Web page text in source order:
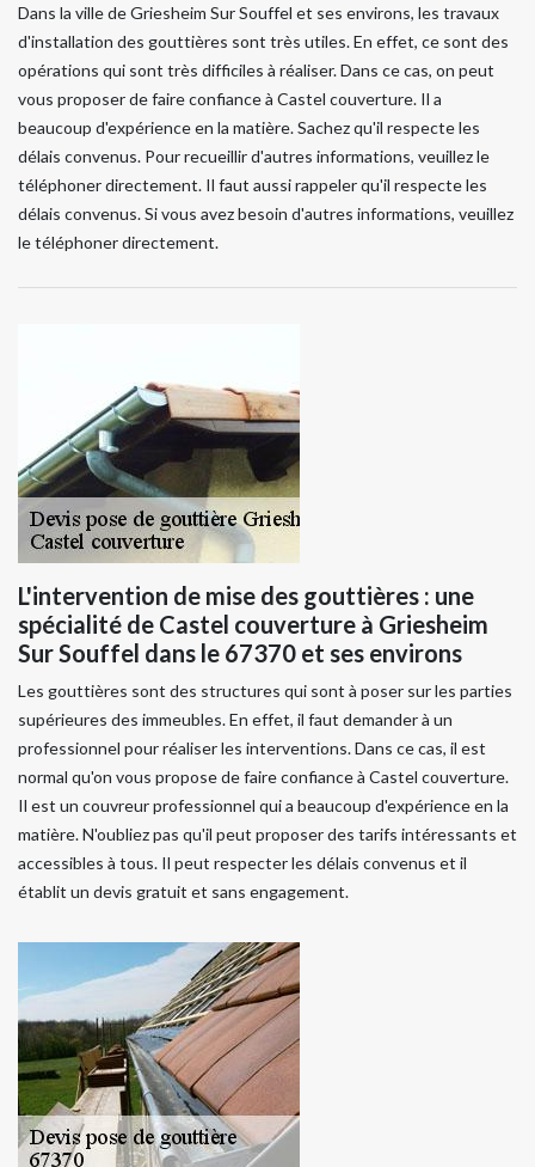
Dans la ville de Griesheim Sur Souffel et ses environs, les travaux
d'installation des gouttières sont très utiles. En effet, ce sont des
opérations qui sont très difficiles à réaliser. Dans ce cas, on peut
vous proposer de faire confiance à Castel couverture. Il a
beaucoup d'expérience en la matière. Sachez qu'il respecte les
délais convenus. Pour recueillir d'autres informations, veuillez le
téléphoner directement. Il faut aussi rappeler qu'il respecte les
délais convenus. Si vous avez besoin d'autres informations, veuillez
le téléphoner directement.
L'intervention de mise des gouttières : une
spécialité de Castel couverture à Griesheim
Sur Souffel dans le 67370 et ses environs
Les gouttières sont des structures qui sont à poser sur les parties
supérieures des immeubles. En effet, il faut demander à un
professionnel pour réaliser les interventions. Dans ce cas, il est
normal qu'on vous propose de faire confiance à Castel couverture.
Il est un couvreur professionnel qui a beaucoup d'expérience en la
matière. N'oubliez pas qu'il peut proposer des tarifs intéressants et
accessibles à tous. Il peut respecter les délais convenus et il
établit un devis gratuit et sans engagement.